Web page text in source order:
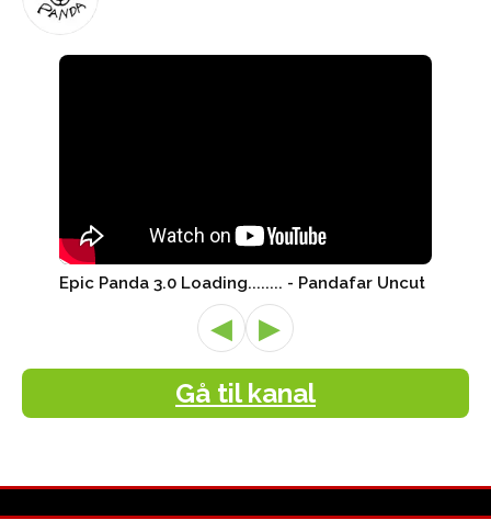
Epic Panda 3.0 Loading........ - Pandafar Uncut
◀ ▶
Gå til kanal